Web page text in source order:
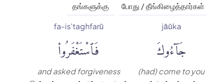
போது / தீங்கிழைத்தார்கள்
தங்களுக்கு
jāūka
جَآءُوكَ
(had) come to you
fa-is'taghfarū
فَٱسْتَغْفَرُوا۟
and asked forgiveness